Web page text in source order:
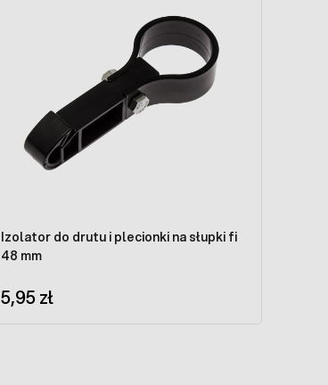
Izolator do drutu i plecionki na słupki fi
48 mm
5,95 zł